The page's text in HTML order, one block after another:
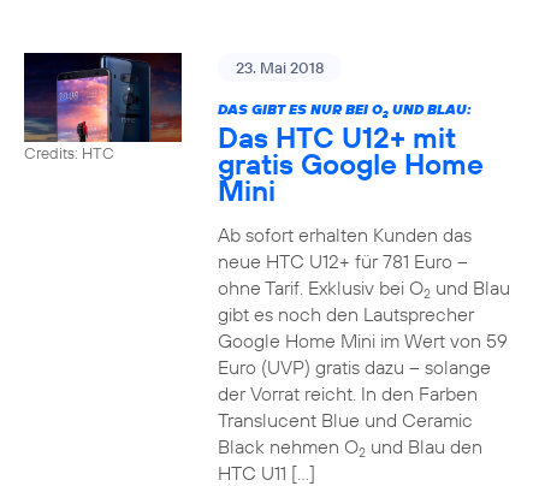
Credits: HTC
23. Mai 2018
DAS GIBT ES NUR BEI O2UND BLAU:
Das HTC U12+ mit
gratis Google Home
Mini
Ab sofort erhalten Kunden das
neue HTC U12+ für 781 Euro –
ohne Tarif. Exklusiv bei O2und Blau
gibt es noch den Lautsprecher
Google Home Mini im Wert von 59
Euro (UVP) gratis dazu – solange
der Vorrat reicht. In den Farben
Translucent Blue und Ceramic
Black nehmen O2und Blau den
HTC U11 […]